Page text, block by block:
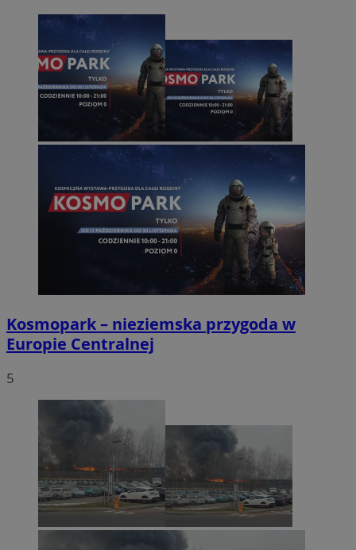
Kosmopark – nieziemska przygoda w
Europie Centralnej
5